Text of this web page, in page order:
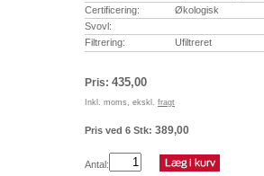
Certificering:
Økologisk
Svovl:
Filtrering:
Ufiltreret
Pris: 435,00
Inkl. moms, ekskl. fragt
Pris ved 6 Stk: 389,00
Antal: